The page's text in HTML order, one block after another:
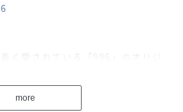
く愛されている「996」のオリジ
から、ベーシックな色合いのシー
more